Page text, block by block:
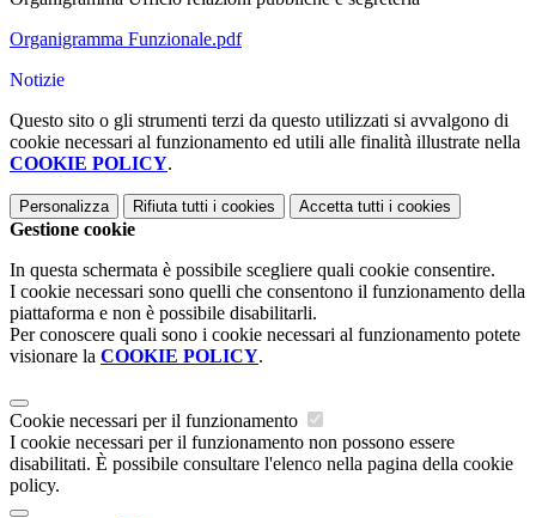
Organigramma Funzionale.pdf
Notizie
Questo sito o gli strumenti terzi da questo utilizzati si avvalgono di
cookie necessari al funzionamento ed utili alle finalità illustrate nella
COOKIE POLICY.
Personalizza Rifiuta tutti i cookies Accetta tutti i cookies
Gestione cookie
In questa schermata è possibile scegliere quali cookie consentire.
I cookie necessari sono quelli che consentono il funzionamento della
piattaforma e non è possibile disabilitarli.
Per conoscere quali sono i cookie necessari al funzionamento potete
visionare la COOKIE POLICY.
Cookie necessari per il funzionamento
I cookie necessari per il funzionamento non possono essere
disabilitati. È possibile consultare l'elenco nella pagina della cookie
policy.